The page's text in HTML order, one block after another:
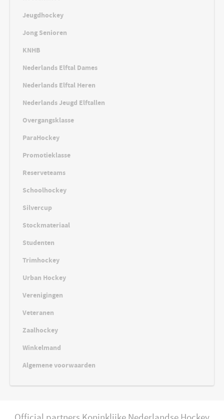
Jeugdhockey
Jong Senioren
KNHB
Nederlands Elftal Dames
Nederlands Elftal Heren
Nederlands Jeugd Elftallen
Overgangsklasse
ParaHockey
Promotieklasse
Reserveteams
Schoolhockey
Silvercup
Stockmateriaal
Studenten
Trimhockey
Urban Hockey
Verenigingen
Veteranen
Zaalhockey
Winkelmand
Algemene voorwaarden